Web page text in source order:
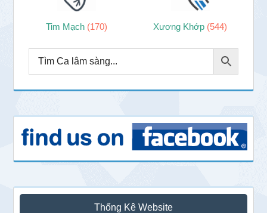
Tim Mạch (170) Xương Khớp (544)
Thống Kê Website